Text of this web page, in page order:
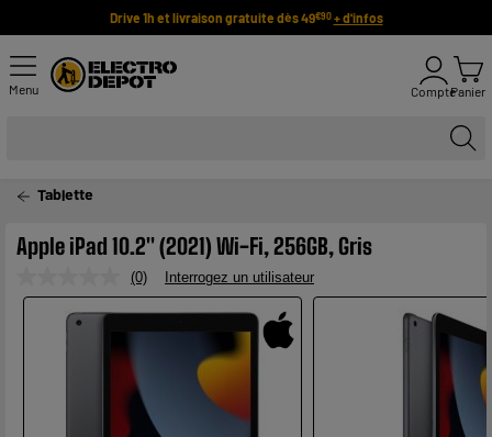
Drive 1h et livraison gratuite dès 49€90 + d'infos
Menu ComptePanier
Tablette
Apple iPad 10.2" (2021) Wi-Fi, 256GB, Gris
Aucune
valeur
de
notation.
Lien
sur
la
même
page.
(0) Interrogez un utilisateur